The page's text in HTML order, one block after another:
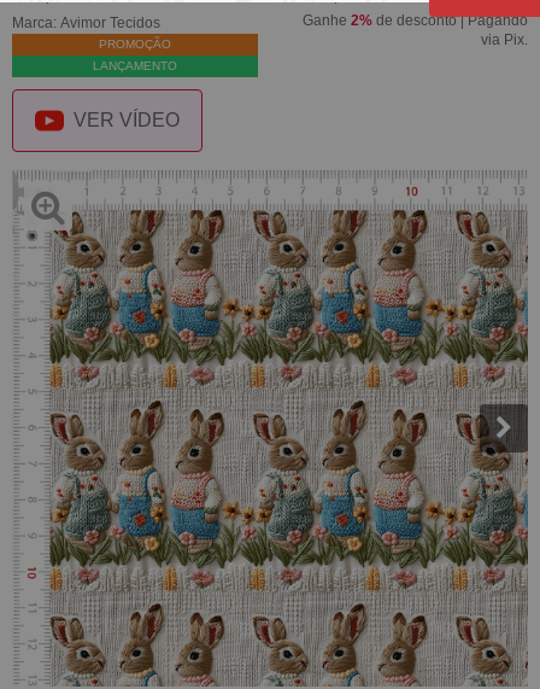
Marca: Avimor Tecidos
PROMOÇÃO
LANÇAMENTO
Ganhe 2% de desconto | Pagando
via Pix.
VER VÍDEO